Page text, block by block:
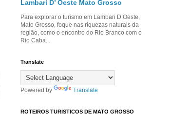
Lambari D’ Oeste Mato Grosso
Para explorar o turismo em Lambari D’Oeste,
Mato Grosso, foque nas riquezas naturais da
região, como o encontro do Rio Branco com o
Rio Caba...
Translate
Powered by Translate
ROTEIROS TURISTICOS DE MATO GROSSO